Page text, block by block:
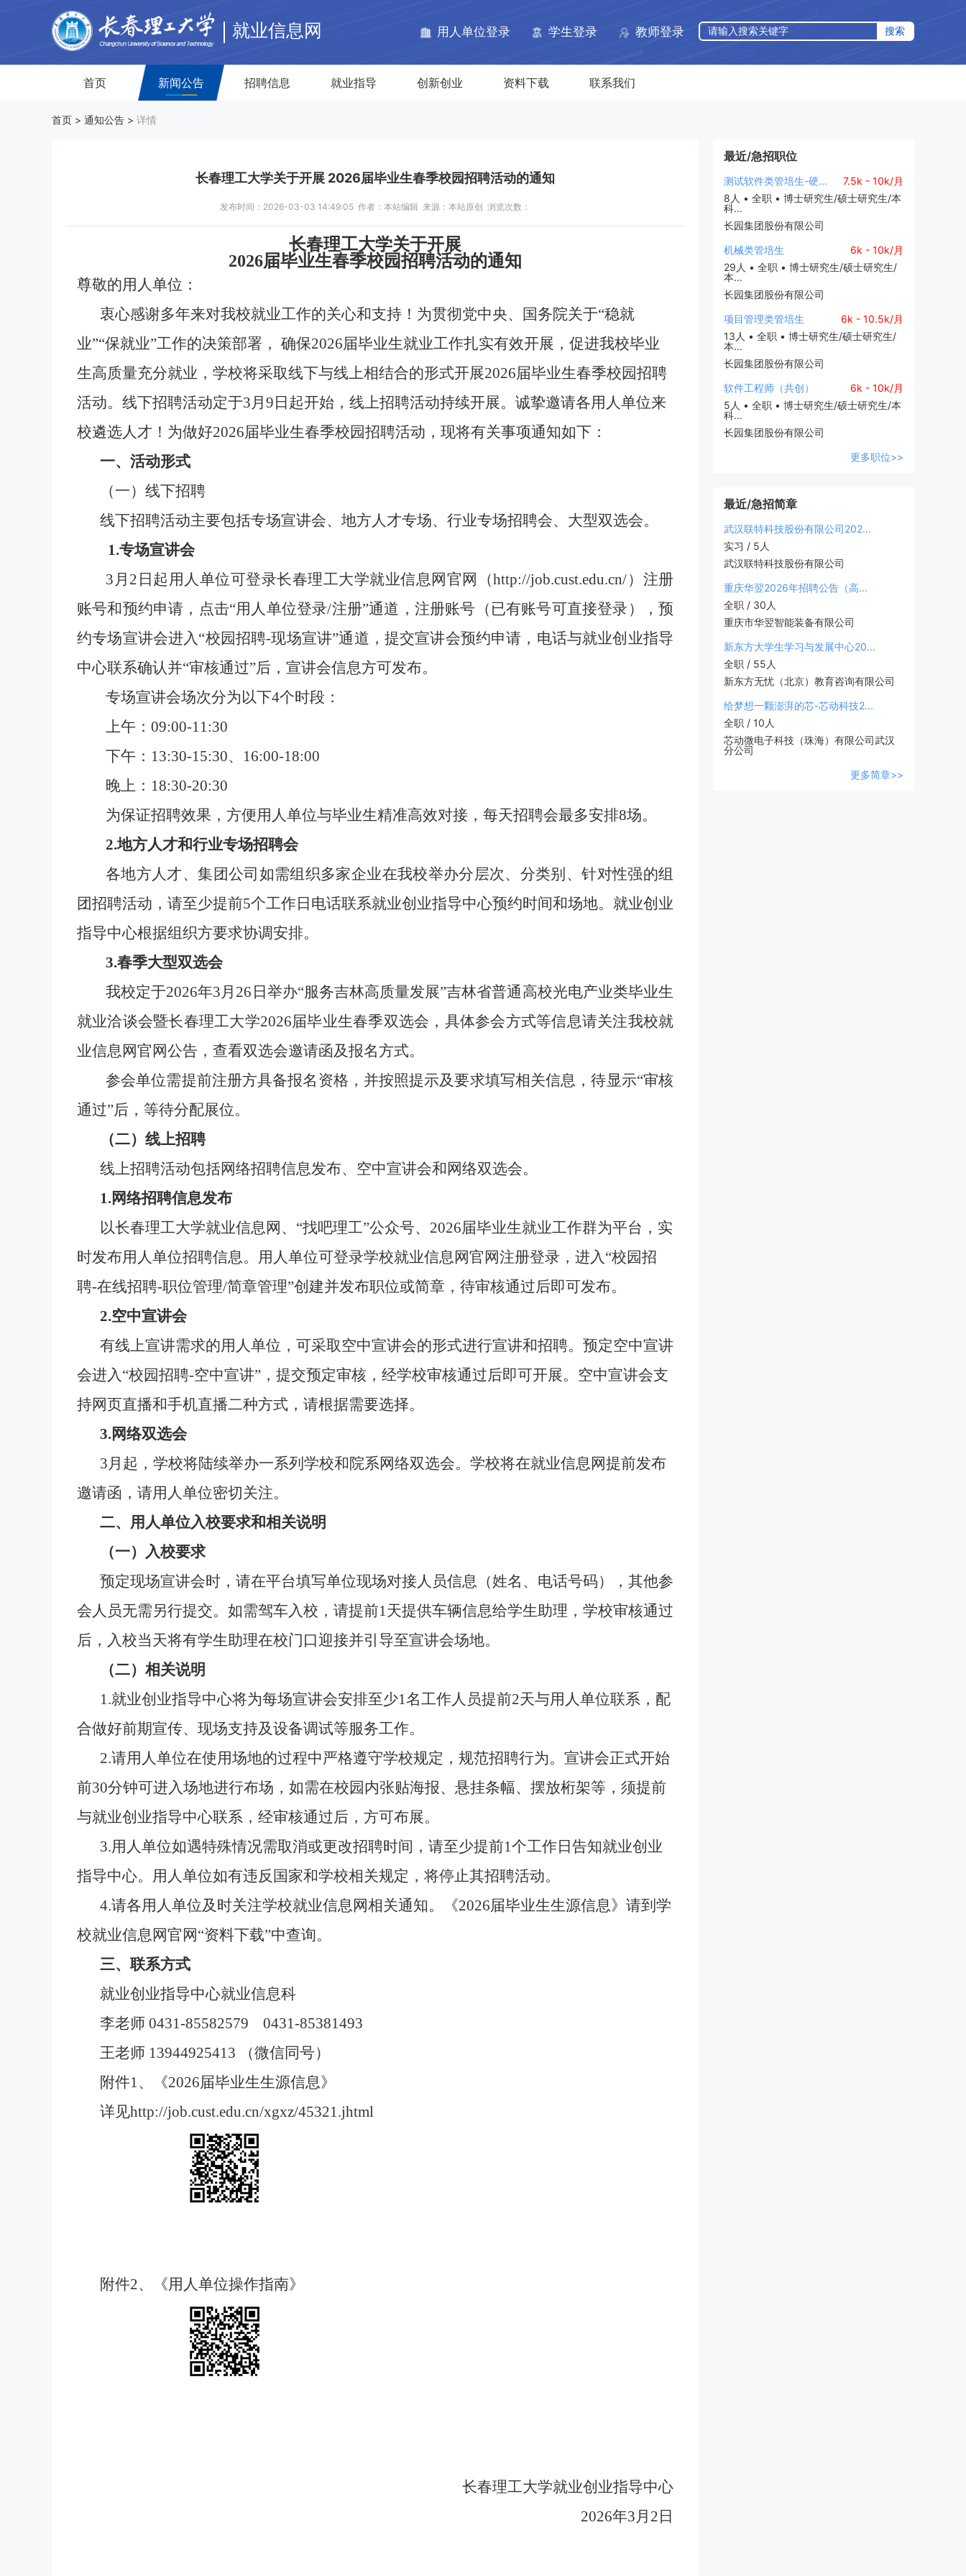
就业信息网 用人单位登录 学生登录 教师登录
首页 新闻公告 招聘信息 就业指导 创新创业 资料下载 联系我们
首页 > 通知公告 > 详情
最近/急招职位
测试软件类管培生-硬...
7.5k - 10k/月
8人 • 全职 • 博士研究生/硕士研究生/本
科...
长园集团股份有限公司
机械类管培生
6k - 10k/月
29人 • 全职 • 博士研究生/硕士研究生/
本...
长园集团股份有限公司
项目管理类管培生
6k - 10.5k/月
13人 • 全职 • 博士研究生/硕士研究生/
本...
长园集团股份有限公司
软件工程师（共创）
6k - 10k/月
5人 • 全职 • 博士研究生/硕士研究生/本
科...
长园集团股份有限公司
更多职位>>
最近/急招简章
武汉联特科技股份有限公司202...
实习 / 5人
武汉联特科技股份有限公司
重庆华翌2026年招聘公告（高...
全职 / 30人
重庆市华翌智能装备有限公司
新东方大学生学习与发展中心20...
全职 / 55人
新东方无忧（北京）教育咨询有限公司
给梦想一颗澎湃的芯-芯动科技2...
全职 / 10人
芯动微电子科技（珠海）有限公司武汉
分公司
更多简章>>
长春理工大学关于开展 2026届毕业生春季校园招聘活动的通知
发布时间：2026-03-03 14:49:05 作者：本站编辑 来源：本站原创 浏览次数：
长春理工大学关于开展
2026届毕业生春季校园招聘活动的通知
尊敬的用人单位：
衷心感谢多年来对我校就业工作的关心和支持！为贯彻党中央、国务院关于“稳就
业”“保就业”工作的决策部署， 确保2026届毕业生就业工作扎实有效开展，促进我校毕业
生高质量充分就业，学校将采取线下与线上相结合的形式开展2026届毕业生春季校园招聘
活动。线下招聘活动定于3月 9 日起开始，线上招聘活动持续开展。诚挚邀请各用人单位来
校遴选人才！为做好2026届毕业生春季校园招聘活动，现将有关事项通知如下：
一、活动形式
（一）线下招聘
线下招聘活动主要包括专场宣讲会、地方人才专场、行业专场招聘会、大型双选会。
1.专场宣讲会
3 月 2 日起用人单位可登录长春理工大学就业信息网官网（http://job.cust.edu.cn/）注册
账号和预约申请，点击“用人单位登录/注册”通道，注册账号（已有账号可直接登录），预
约专场宣讲会进入“校园招聘-现场宣讲”通道，提交宣讲会预约申请，电话与就业创业指导
中心联系确认并“审核通过”后，宣讲会信息方可发布。
专场宣讲会场次分为以下4个时段：
上午： 09:00-11:30
下午： 13:30-15:30、16:00-18:00
晚上： 18:30-20:30
为保证招聘效果，方便用人单位与毕业生精准高效对接，每天招聘会最多安排8场。
2.地方人才和行业专场招聘会
各地方人才、集团公司如需组织多家企业在我校举办分层次、分类别、针对性强的组
团招聘活动，请至少提前5个工作日电话联系就业创业指导中心预约时间和场地。就业创业
指导中心根据组织方要求协调安排。
3.春季大型双选会
我校定于2026年3月 26 日举办“服务吉林高质量发展”吉林省普通高校光电产业类毕业生
就业洽谈会暨长春理工大学2026届毕业生春季双选会 ， 具体参会方式等信息请关注我校就
业信息网官网公告，查看双选会邀请函及报名方式。
参会单位需提前注册方具备报名资格，并按照提示及要求填写相关信息，待显示“审核
通过”后，等待分配展位。
（二）线上招聘
线上招聘活动包括网络招聘信息发布、空中宣讲会和网络双选会。
1.网络招聘信息发布
以长春理工大学就业信息网、 “找吧理工”公众号、2026届毕业生就业工作群为平台，实
时发布用人单位招聘信息。用人单位可登录学校就业信息网官网注册登录，进入“校园招
聘-在线招聘-职位管理/简章管理”创建并发布职位或简章，待审核通过后即可发布。
2.空中宣讲会
有线上宣讲需求的用人单位，可采取空中宣讲会的形式进行宣讲和招聘。预定空中宣讲
会进入“校园招聘-空中宣讲”，提交预定审核，经学校审核通过后即可开展。空中宣讲会支
持网页直播和手机直播二种方式，请根据需要选择。
3.网络双选会
3月起，学校将陆续举办一系列学校和院系网络双选会。学校将在就业信息网提前发布
邀请函，请用人单位密切关注。
二、用人单位入校要求和相关说明
（一）入校要求
预定现场宣讲会时，请在平台填写单位现场对接人员信息 （姓名、电话号码）， 其他参
会人员无需另行提交。如需驾车入校，请提前1天提供车辆信息给学生助理 ， 学校审核通过
后，入校当天将有学生助理在校门口迎接并引导至宣讲会场地。
（二）相关说明
1.就业创业指导中心将为每场宣讲会安排至少1名工作人员提前2天与用人单位联系，配
合做好前期宣传、现场支持及设备调试等服务工作。
2.请用人单位在使用场地的过程中严格遵守学校规定，规范招聘行为。宣讲会正式开始
前30分钟可进入场地进行布场，如需在校园内张贴海报、悬挂条幅、摆放桁架等，须提前
与就业创业指导中心联系，经审核通过后，方可布展。
3.用人单位如遇特殊情况需取消或更改招聘时间，请至少提前1个工作日告知就业创业
指导中心。用人单位如有违反国家和学校相关规定，将停止其招聘活动。
4.请各用人单位及时关注学校就业信息网相关通知。《2026届毕业生生源信息》请到学
校就业信息网官网“资料下载”中查询。
三、联系方式
就业创业指导中心就业信息科
李老师 0431-85582579
0431-85381493
王老师 13944925413 （微信同号）
附件1、《2026届毕业生生源信息》
详见http://job.cust.edu.cn/xgxz/45321.jhtml
附件2、《用人单位操作指南》
长春理工大学就业创业指导中心
2026年3月 2 日